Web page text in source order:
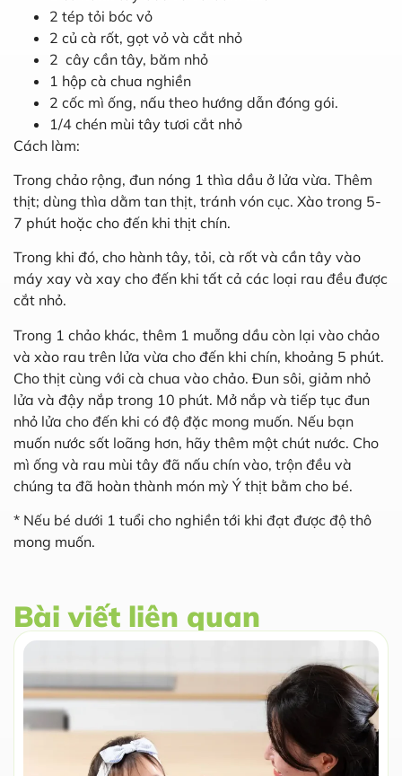
2 tép tỏi bóc vỏ
2 củ cà rốt, gọt vỏ và cắt nhỏ
2 cây cần tây, băm nhỏ
1 hộp cà chua nghiền
2 cốc mì ống, nấu theo hướng dẫn đóng gói.
1/4 chén mùi tây tươi cắt nhỏ
Cách làm:
Trong chảo rộng, đun nóng 1 thìa dầu ở lửa vừa. Thêm
thịt; dùng thìa dằm tan thịt, tránh vón cục. Xào trong 5-
7 phút hoặc cho đến khi thịt chín.
Trong khi đó, cho hành tây, tỏi, cà rốt và cần tây vào
máy xay và xay cho đến khi tất cả các loại rau đều được
cắt nhỏ.
Trong 1 chảo khác, thêm 1 muỗng dầu còn lại vào chảo
và xào rau trên lửa vừa cho đến khi chín, khoảng 5 phút.
Cho thịt cùng với cà chua vào chảo. Đun sôi, giảm nhỏ
lửa và đậy nắp trong 10 phút. Mở nắp và tiếp tục đun
nhỏ lửa cho đến khi có độ đặc mong muốn. Nếu bạn
muốn nước sốt loãng hơn, hãy thêm một chút nước. Cho
mì ống và rau mùi tây đã nấu chín vào, trộn đều và
chúng ta đã hoàn thành món mỳ Ý thịt bằm cho bé.
* Nếu bé dưới 1 tuổi cho nghiền tới khi đạt được độ thô
mong muốn.
Bài viết liên quan